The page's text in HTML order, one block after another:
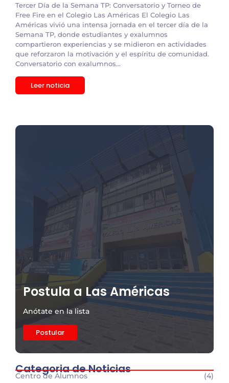
Tercer Día de la Semana TP: Conversatorio y Torneo de
Free Fire en el Colegio Las Américas El Colegio Las
Américas vivió una intensa jornada en el tercer día de la
Semana TP, donde estudiantes y exalumnos
compartieron experiencias y se midieron en actividades
que reforzaron la motivación y el espíritu de comunidad.
Conversatorio con exalumnos...
Leer noticia
Postula a Las Américas
Anótate en la lista
Postular
Categoria de Noticias
Centro de Alumnos
(4)